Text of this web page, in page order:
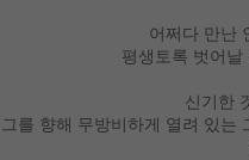
어쩌다 만난
평생토록 벗어
신기한
그를 향해 무방비하게 열려 있는